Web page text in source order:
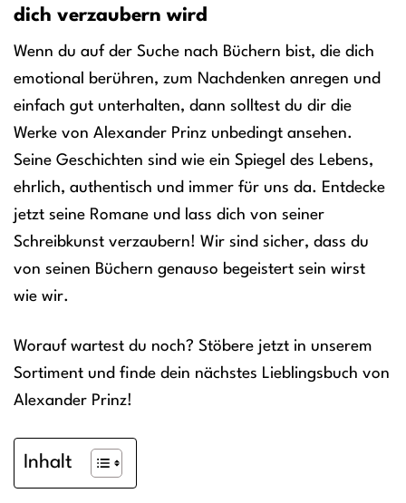
dich verzaubern wird
Wenn du auf der Suche nach Büchern bist, die dich
emotional berühren, zum Nachdenken anregen und
einfach gut unterhalten, dann solltest du dir die
Werke von Alexander Prinz unbedingt ansehen.
Seine Geschichten sind wie ein Spiegel des Lebens,
ehrlich, authentisch und immer für uns da. Entdecke
jetzt seine Romane und lass dich von seiner
Schreibkunst verzaubern! Wir sind sicher, dass du
von seinen Büchern genauso begeistert sein wirst
wie wir.
Worauf wartest du noch? Stöbere jetzt in unserem
Sortiment und finde dein nächstes Lieblingsbuch von
Alexander Prinz!
Inhalt